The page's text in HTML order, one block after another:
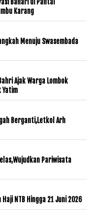
Karang
Menuju Swasembada
Ajak Warga Lombok
Yatim
Berganti,Letkol Arh
Pariwisata
NTB Hingga 21 Juni 2026